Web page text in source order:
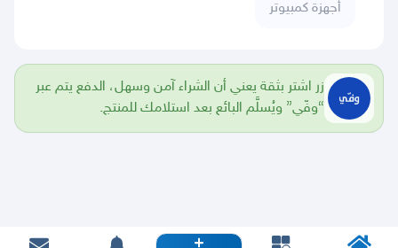
أجهزة كمبيوتر
زر اشتر بثقة يعني أن الشراء آمن وسهل، الدفع يتم عبر
“وفّي” ويُسلَّم البائع بعد استلامك للمنتج.